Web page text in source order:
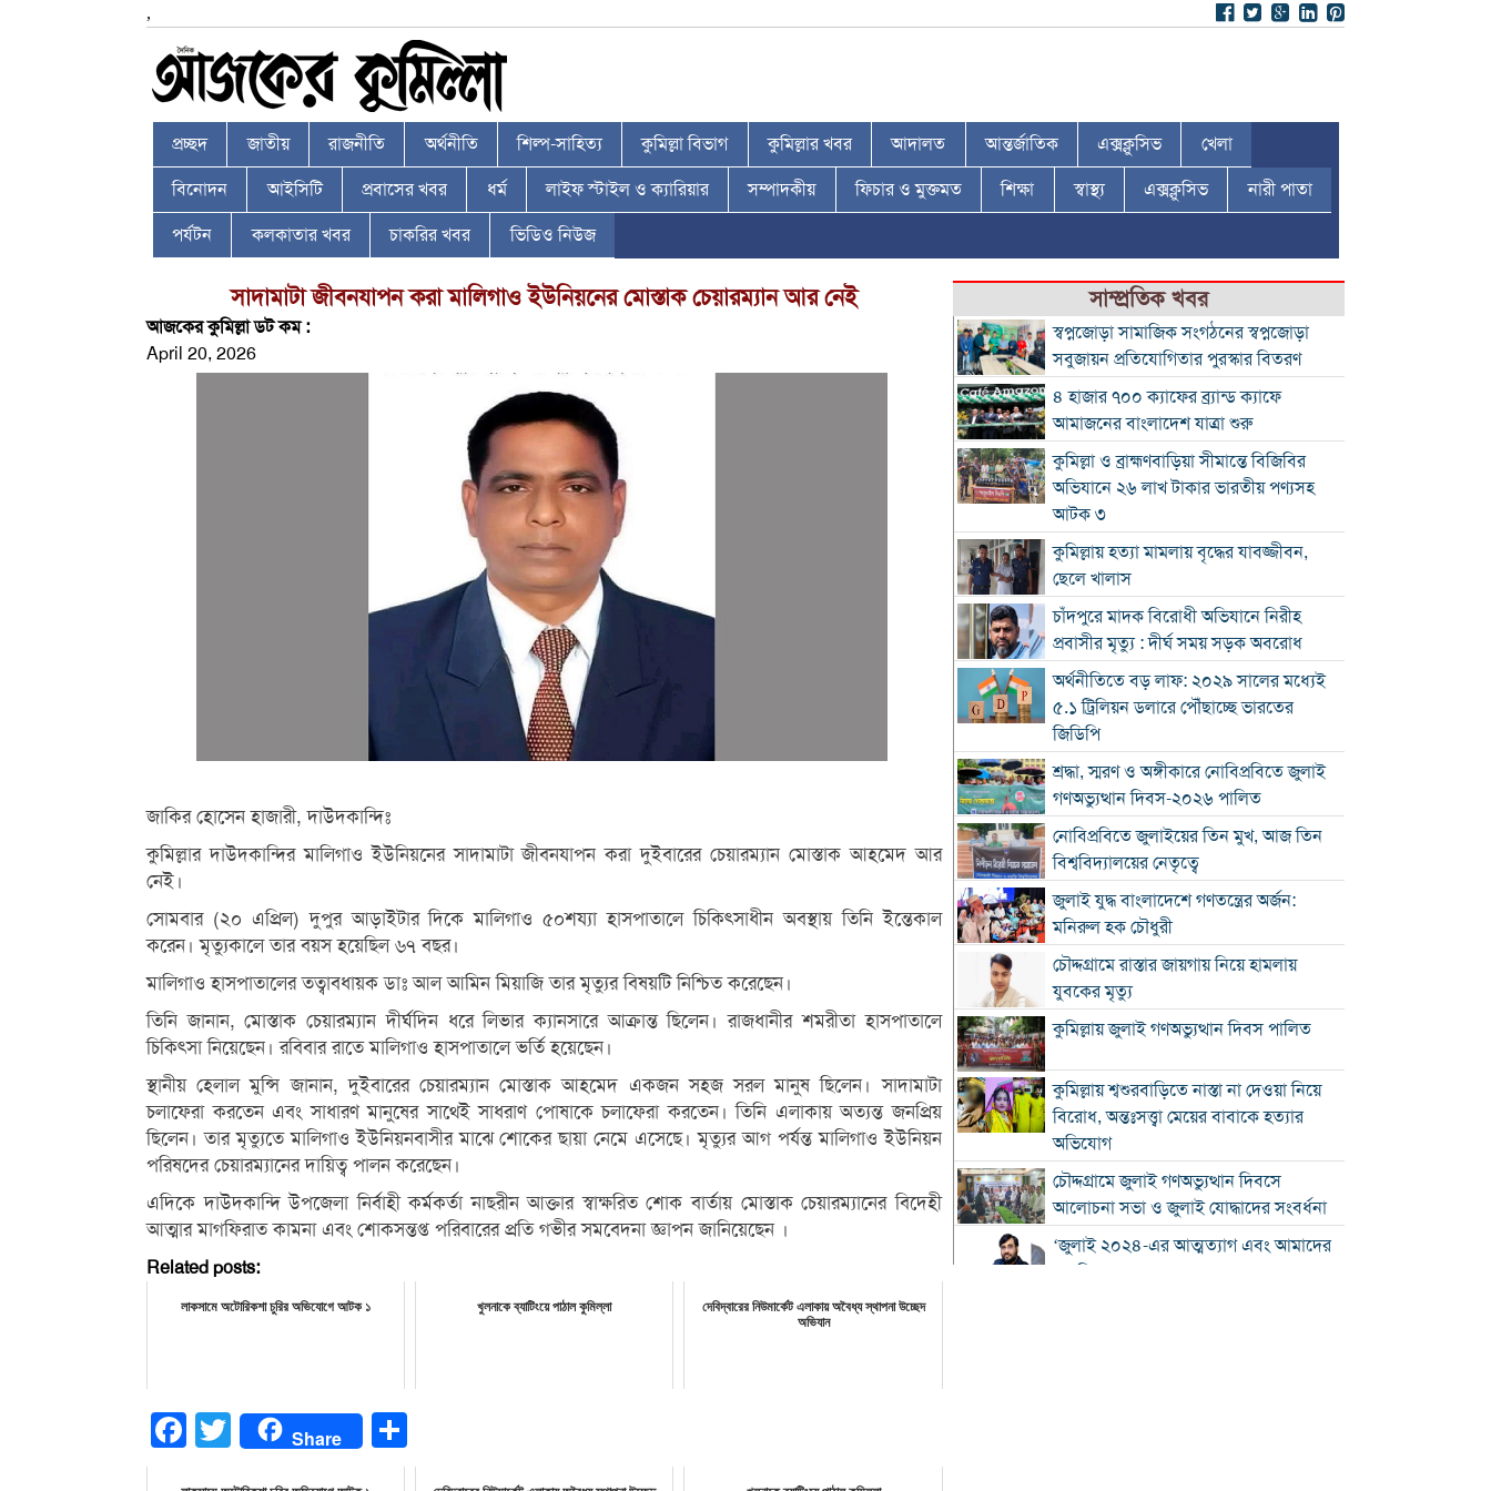
,
প্রচ্ছদ জাতীয় রাজনীতি অর্থনীতি শিল্প-সাহিত্য কুমিল্লা বিভাগ কুমিল্লার খবর আদালত আন্তর্জাতিক এক্সক্লুসিভ খেলা
বিনোদন আইসিটি প্রবাসের খবর ধর্ম লাইফ স্টাইল ও ক্যারিয়ার সম্পাদকীয় ফিচার ও মুক্তমত শিক্ষা স্বাস্থ্য এক্সক্লুসিভ নারী পাতা
পর্যটন কলকাতার খবর চাকরির খবর ভিডিও নিউজ
সাদামাটা জীবনযাপন করা মালিগাও ইউনিয়নের মোস্তাক চেয়ারম্যান আর নেই
আজকের কুমিল্লা ডট কম :
April 20, 2026
জাকির হোসেন হাজারী, দাউদকান্দিঃ
কুমিল্লার দাউদকান্দির মালিগাও ইউনিয়নের সাদামাটা জীবনযাপন করা দুইবারের চেয়ারম্যান মোস্তাক আহমেদ আর
নেই।
সোমবার (২০ এপ্রিল) দুপুর আড়াইটার দিকে মালিগাও ৫০শয্যা হাসপাতালে চিকিৎসাধীন অবস্থায় তিনি ইন্তেকাল
করেন। মৃত্যুকালে তার বয়স হয়েছিল ৬৭ বছর।
মালিগাও হাসপাতালের তত্বাবধায়ক ডাঃ আল আমিন মিয়াজি তার মৃত্যুর বিষয়টি নিশ্চিত করেছেন।
তিনি জানান, মোস্তাক চেয়ারম্যান দীর্ঘদিন ধরে লিভার ক্যানসারে আক্রান্ত ছিলেন। রাজধানীর শমরীতা হাসপাতালে
চিকিৎসা নিয়েছেন। রবিবার রাতে মালিগাও হাসপাতালে ভর্তি হয়েছেন।
স্থানীয় হেলাল মুন্সি জানান, দুইবারের চেয়ারম্যান মোস্তাক আহমেদ একজন সহজ সরল মানুষ ছিলেন। সাদামাটা
চলাফেরা করতেন এবং সাধারণ মানুষের সাথেই সাধরাণ পোষাকে চলাফেরা করতেন। তিনি এলাকায় অত্যন্ত জনপ্রিয়
ছিলেন। তার মৃত্যুতে মালিগাও ইউনিয়নবাসীর মাঝে শোকের ছায়া নেমে এসেছে। মৃত্যুর আগ পর্যন্ত মালিগাও ইউনিয়ন
পরিষদের চেয়ারম্যানের দায়িত্ব পালন করেছেন।
এদিকে দাউদকান্দি উপজেলা নির্বাহী কর্মকর্তা নাছরীন আক্তার স্বাক্ষরিত শোক বার্তায় মোস্তাক চেয়ারম্যানের বিদেহী
আত্মার মাগফিরাত কামনা এবং শোকসন্তপ্ত পরিবারের প্রতি গভীর সমবেদনা জ্ঞাপন জানিয়েছেন ।
Related posts:
লাকসামে অটোরিকশা চুরির অভিযোগে আটক ১ খুলনাকে ব্যাটিংয়ে পাঠাল কুমিল্লা
দেবিদ্বারের নিউমার্কেট এলাকায় অবৈধ্য স্থাপনা উচ্ছেদ
অভিযান
Facebook
Twitter Share
সাম্প্রতিক খবর
স্বপ্নজোড়া সামাজিক সংগঠনের স্বপ্নজোড়া
সবুজায়ন প্রতিযোগিতার পুরস্কার বিতরণ
৪ হাজার ৭০০ ক্যাফের ব্র্যান্ড ক্যাফে
আমাজনের বাংলাদেশ যাত্রা শুরু
কুমিল্লা ও ব্রাহ্মণবাড়িয়া সীমান্তে বিজিবির
অভিযানে ২৬ লাখ টাকার ভারতীয় পণ্যসহ
আটক ৩
কুমিল্লায় হত্যা মামলায় বৃদ্ধের যাবজ্জীবন,
ছেলে খালাস
চাঁদপুরে মাদক বিরোধী অভিযানে নিরীহ
প্রবাসীর মৃত্যু : দীর্ঘ সময় সড়ক অবরোধ
অর্থনীতিতে বড় লাফ: ২০২৯ সালের মধ্যেই
৫.১ ট্রিলিয়ন ডলারে পৌঁছাচ্ছে ভারতের
জিডিপি
শ্রদ্ধা, স্মরণ ও অঙ্গীকারে নোবিপ্রবিতে জুলাই
গণঅভ্যুত্থান দিবস-২০২৬ পালিত
নোবিপ্রবিতে জুলাইয়ের তিন মুখ, আজ তিন
বিশ্ববিদ্যালয়ের নেতৃত্বে
জুলাই যুদ্ধ বাংলাদেশে গণতন্ত্রের অর্জন:
মনিরুল হক চৌধুরী
চৌদ্দগ্রামে রাস্তার জায়গায় নিয়ে হামলায়
যুবকের মৃত্যু
কুমিল্লায় জুলাই গণঅভ্যুত্থান দিবস পালিত
কুমিল্লায় শ্বশুরবাড়িতে নাস্তা না দেওয়া নিয়ে
বিরোধ, অন্তঃসত্ত্বা মেয়ের বাবাকে হত্যার
অভিযোগ
চৌদ্দগ্রামে জুলাই গণঅভ্যুত্থান দিবসে
আলোচনা সভা ও জুলাই যোদ্ধাদের সংবর্ধনা
‘জুলাই ২০২৪-এর আত্মত্যাগ এবং আমাদের